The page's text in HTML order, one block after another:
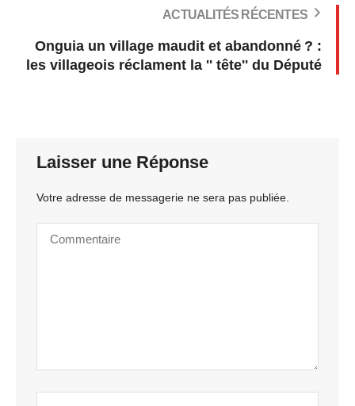
ACTUALITÉS RÉCENTES
Onguia un village maudit et abandonné ? :
les villageois réclament la '' tête'' du Député
Laisser une Réponse
Votre adresse de messagerie ne sera pas publiée.